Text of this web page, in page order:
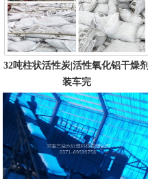
32吨柱状活性炭|活性氧化铝干燥剂
装车完